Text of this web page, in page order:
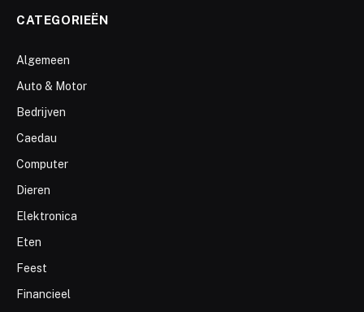
CATEGORIEËN
Algemeen
Auto & Motor
Bedrijven
Caedau
Computer
Dieren
Elektronica
Eten
Feest
Financieel